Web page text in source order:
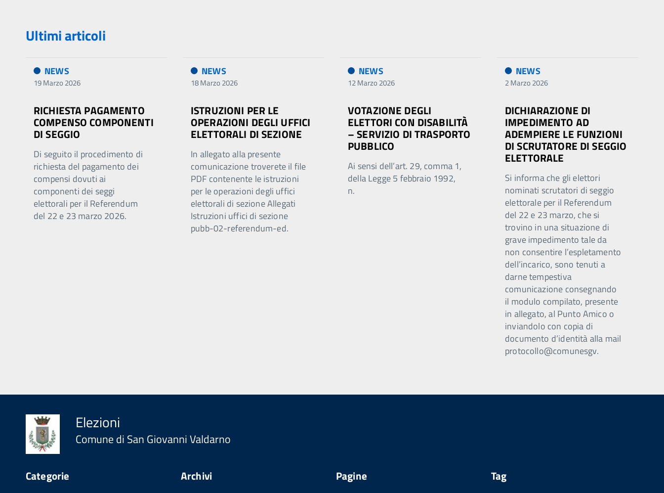
Ultimi articoli
NEWS
19 Marzo 2026
RICHIESTA PAGAMENTO
COMPENSO COMPONENTI
DI SEGGIO
Di seguito il procedimento di
richiesta del pagamento dei
compensi dovuti ai
componenti dei seggi
elettorali per il Referendum
del 22 e 23 marzo 2026.
NEWS
18 Marzo 2026
ISTRUZIONI PER LE
OPERAZIONI DEGLI UFFICI
ELETTORALI DI SEZIONE
In allegato alla presente
comunicazione troverete il file
PDF contenente le istruzioni
per le operazioni degli uffici
elettorali di sezione Allegati
Istruzioni uffici di sezione
pubb-02-referendum-ed.
NEWS
12 Marzo 2026
VOTAZIONE DEGLI
ELETTORI CON DISABILITÀ
– SERVIZIO DI TRASPORTO
PUBBLICO
Ai sensi dell’art. 29, comma 1,
della Legge 5 febbraio 1992,
n.
NEWS
2 Marzo 2026
DICHIARAZIONE DI
IMPEDIMENTO AD
ADEMPIERE LE FUNZIONI
DI SCRUTATORE DI SEGGIO
ELETTORALE
Si informa che gli elettori
nominati scrutatori di seggio
elettorale per il Referendum
del 22 e 23 marzo, che si
trovino in una situazione di
grave impedimento tale da
non consentire l’espletamento
dell’incarico, sono tenuti a
darne tempestiva
comunicazione consegnando
il modulo compilato, presente
in allegato, al Punto Amico o
inviandolo con copia di
documento d’identità alla mail
protocollo@comunesgv.
Elezioni
Comune di San Giovanni Valdarno
Categorie Archivi Pagine Tag